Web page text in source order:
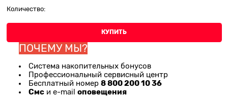
Количество:
КУПИТЬ
ПОЧЕМУ МЫ?
Система накопительных бонусов
Профессиональный сервисный центр
Бесплатный номер 8 800 200 10 36
Смс и e-mail оповещения